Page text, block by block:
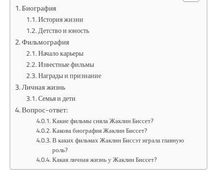
Биография
История жизни
Детство и юность
Фильмография
Начало карьеры
Известные фильмы
Награды и признание
Личная жизнь
Семья и дети
Вопрос-ответ:
Какие фильмы сняла Жаклин Биссет?
Какова биография Жаклин Биссет?
В каких фильмах Жаклин Биссэт играла главную
роль?
Какая личная жизнь у Жаклин Биссет?